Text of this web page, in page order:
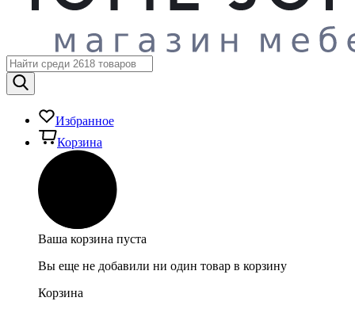
Избранное
Корзина
Ваша корзина пуста
Вы еще не добавили ни один товар в корзину
Корзина